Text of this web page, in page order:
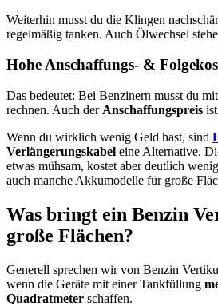
Weiterhin musst du die Klingen
regelmäßig tanken. Auch Ölwechsel
Hohe Anschaffungs- &
Das bedeutet: Bei Benzinern musst du mit
rechnen. Auch der Anschaffungspreis
Wenn du wirklich wenig Geld hast, sind
Verlängerungskabel eine Alternative.
etwas mühsam, kostet aber deutlich
auch manche Akkumodelle für große
Was bringt ein Benzin
große Flächen?
Generell sprechen wir von Benzin
wenn die Geräte mit einer Tankfüllung
Quadratmeter schaffen.